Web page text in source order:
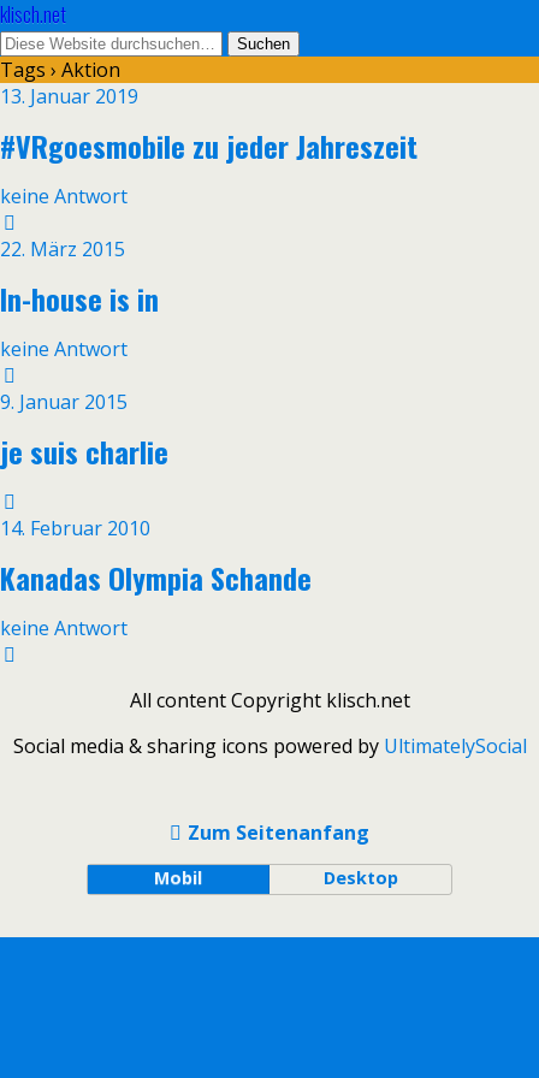
klisch.net
Tags › Aktion
13. Januar 2019
#VRgoesmobile zu jeder Jahreszeit
keine Antwort
22. März 2015
In-house is in
keine Antwort
9. Januar 2015
je suis charlie
14. Februar 2010
Kanadas Olympia Schande
keine Antwort
All content Copyright klisch.net
Social media & sharing icons powered by UltimatelySocial
Zum Seitenanfang
Mobil Desktop